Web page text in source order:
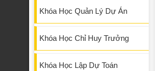
Khóa Học Quản Lý Dự Án
Khóa Học Chỉ Huy Trưởng
Khóa Học Lập Dự Toán